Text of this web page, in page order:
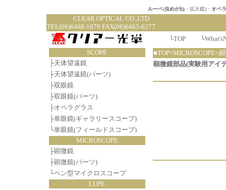
ルーペ(虫めがね ・拡大鏡)・ オペ
CLEAR
TEL(06)6468-1679 FAX(06)6465-6277
└TOP └
SCOPE
├天体望遠鏡
├天体望遠鏡(パーツ)
├双眼鏡
├双眼鏡(パーツ)
├オペラグラス
├単眼鏡(ギャラリースコープ)
└単眼鏡(フィールドスコープ)
MICROSCOPE
├顕微鏡
├顕微鏡(パーツ)
└ペン型マイクロスコープ
LUPE
■TOP>MICROSCOPE>
顕微鏡部品(実験用アイ